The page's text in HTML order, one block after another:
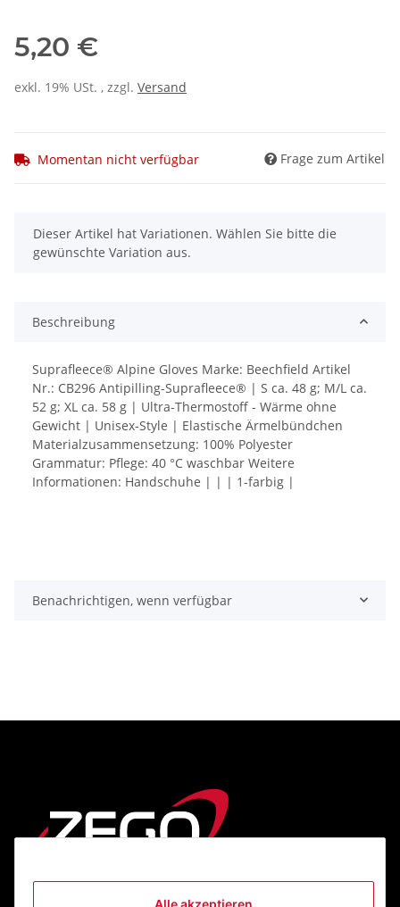
Alle akzeptieren
5,20 €
exkl. 19% USt. , zzgl. Versand
Momentan nicht verfügbar Frage zum Artikel
x
Dieser Artikel hat Variationen. Wählen Sie bitte die
gewünschte Variation aus.
Beschreibung
Suprafleece® Alpine Gloves Marke: Beechfield Artikel
Nr.: CB296 Antipilling-Suprafleece® | S ca. 48 g; M/L ca.
52 g; XL ca. 58 g | Ultra-Thermostoff - Wärme ohne
Gewicht | Unisex-Style | Elastische Ärmelbündchen
Materialzusammensetzung: 100% Polyester
Grammatur: Pflege: 40 °C waschbar Weitere
Informationen: Handschuhe | | | 1-farbig |
Benachrichtigen, wenn verfügbar